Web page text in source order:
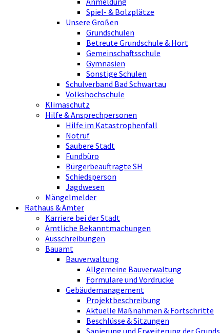
Spiel- & Bolzplätze
Unsere Großen
Grundschulen
Betreute Grundschule & Hort
Gemeinschaftsschule
Gymnasien
Sonstige Schulen
Schulverband Bad Schwartau
Volkshochschule
Klimaschutz
Hilfe & Ansprechpersonen
Hilfe im Katastrophenfall
Notruf
Saubere Stadt
Fundbüro
Bürgerbeauftragte SH
Schiedsperson
Jagdwesen
Mängelmelder
Rathaus & Ämter
Karriere bei der Stadt
Amtliche Bekanntmachungen
Ausschreibungen
Bauamt
Bauverwaltung
Allgemeine Bauverwaltung
Formulare und Vordrucke
Gebäudemanagement
Projektbeschreibung
Aktuelle Maßnahmen & Fortschritte
Beschlüsse & Sitzungen
Sanierung und Erweiterung der